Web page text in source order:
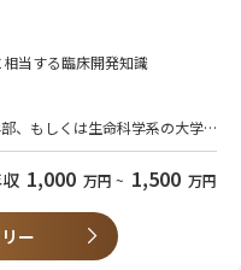
当する臨床開発知識
、もしくは生命科学系の大学
なお可）
連する学位・免許取得者が望ま
れに相当する臨床知識及び/又
1,000 万円 ~ 1,500 万円
ー